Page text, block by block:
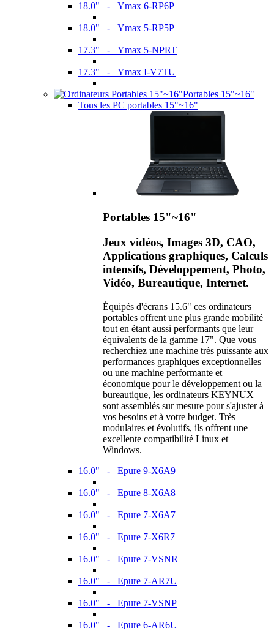
18.0" - Ymax 6-RP6P
18.0" - Ymax 5-RP5P
17.3" - Ymax 5-NPRT
17.3" - Ymax I-V7TU
Portables 15"~16"
Tous les PC portables 15"~16"
Portables 15"~16"
Jeux vidéos, Images 3D, CAO,
Applications graphiques, Calculs
intensifs, Développement, Photo,
Vidéo, Bureautique, Internet.
Équipés d'écrans 15.6" ces ordinateurs
portables offrent une plus grande mobilité
tout en étant aussi performants que leur
équivalents de la gamme 17". Que vous
recherchiez une machine très puissante aux
performances graphiques exceptionnelles
ou une machine performante et
économique pour le développement ou la
bureautique, les ordinateurs KEYNUX
sont assemblés sur mesure pour s'ajuster à
vos besoins et à votre budget. Très
modulaires et évolutifs, ils offrent une
excellente compatibilité Linux et
Windows.
16.0" - Epure 9-X6A9
16.0" - Epure 8-X6A8
16.0" - Epure 7-X6A7
16.0" - Epure 7-X6R7
16.0" - Epure 7-VSNR
16.0" - Epure 7-AR7U
16.0" - Epure 7-VSNP
16.0" - Epure 6-AR6U